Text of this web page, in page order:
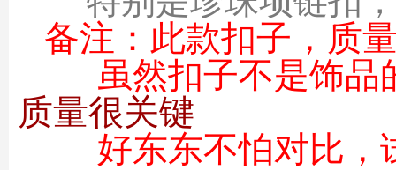
备注： 此款扣子，质
虽然扣子不是饰品
质量很关键
好东东不怕对比，